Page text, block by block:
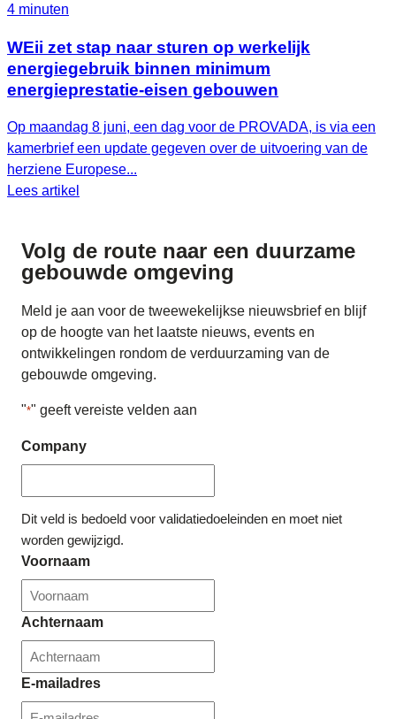
4 minuten
WEii zet stap naar sturen op werkelijk
energiegebruik binnen minimum
energieprestatie-eisen gebouwen
Op maandag 8 juni, een dag voor de PROVADA, is via een
kamerbrief een update gegeven over de uitvoering van de
herziene Europese...
Lees artikel
Volg de route naar een duurzame
gebouwde omgeving
Meld je aan voor de tweewekelijkse nieuwsbrief en blijf
op de hoogte van het laatste nieuws, events en
ontwikkelingen rondom de verduurzaming van de
gebouwde omgeving.
"*" geeft vereiste velden aan
Company
Dit veld is bedoeld voor validatiedoeleinden en moet niet
worden gewijzigd.
Voornaam
Achternaam
E-mailadres